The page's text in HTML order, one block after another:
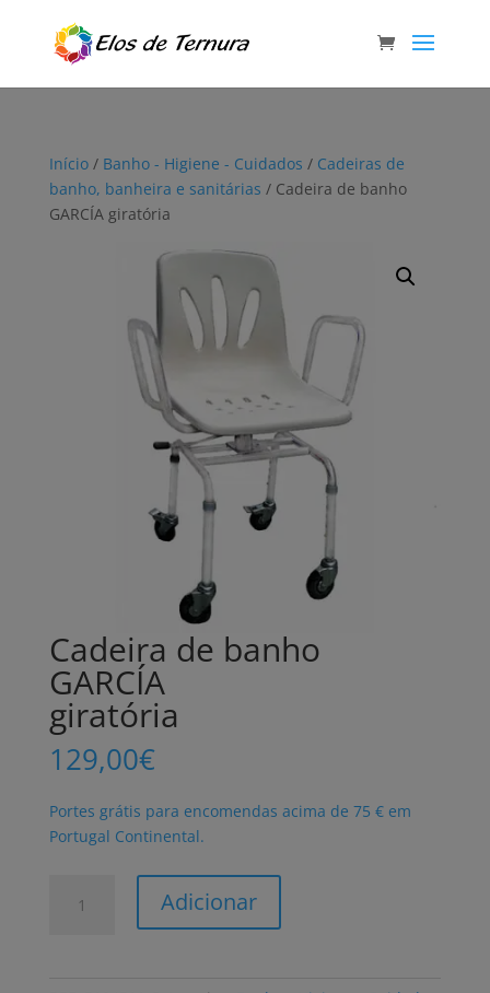
Início/ Banho - Higiene - Cuidados / Cadeiras de
banho, banheira e sanitárias / Cadeira de banho
GARCÍA giratória
Cadeira de banho
GARCÍA
giratória
129,00€
Portes grátis para encomendas acima de 75 € em
Portugal Continental.
Adicionar